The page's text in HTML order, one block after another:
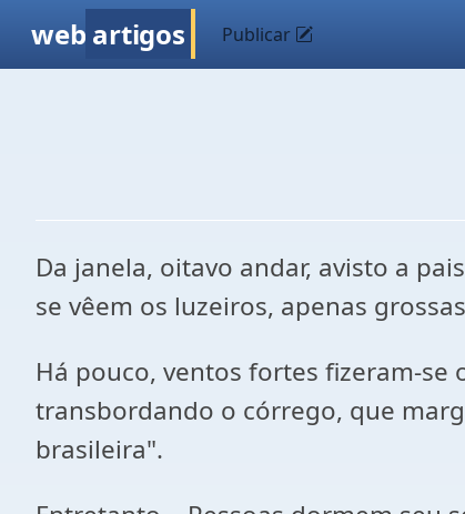
web artigos Publicar
Da janela, oitavo andar, avisto a
se vêem os luzeiros, apenas
Há pouco, ventos fortes fizeram-se
transbordando o córrego, que
brasileira".